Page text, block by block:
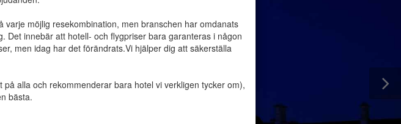
möjlig resekombination, men branschen har omdanats
Det innebär att hotell- och flygpriser bara garanteras i någon
men idag har det förändrats.Vi hjälper dig att säkerställa
alla och rekommenderar bara hotel vi verkligen tycker om),
bästa.